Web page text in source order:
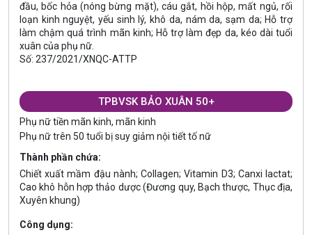
đầu, bốc hỏa (nóng bừng mặt), cáu gắt, hồi hộp, mất ngủ, rối
loạn kinh nguyệt, yếu sinh lý, khô da, nám da, sạm da; Hỗ trợ
làm chậm quá trình mãn kinh; Hỗ trợ làm đẹp da, kéo dài tuổi
xuân của phụ nữ.
Số: 237/2021/XNQC-ATTP
TPBVSK BẢO XUÂN 50+
Phụ nữ tiền mãn kinh, mãn kinh
Phụ nữ trên 50 tuổi bị suy giảm nội tiết tố nữ
Thành phần chứa:
Chiết xuất mầm đậu nành; Collagen; Vitamin D3; Canxi lactat;
Cao khô hỗn hợp thảo dược (Đương quy, Bạch thược, Thục địa,
Xuyên khung)
Công dụng: